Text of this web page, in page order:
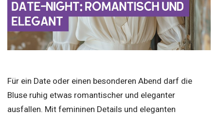
Für ein Date oder einen besonderen Abend darf die
Bluse ruhig etwas romantischer und eleganter
ausfallen. Mit femininen Details und eleganten